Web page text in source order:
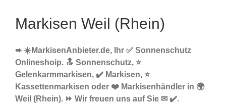
Markisen Weil (Rhein)
➨ ☀️MarkisenAnbieter.de, Ihr ✅ Sonnenschutz
Onlineshoip. 🔝 Sonnenschutz, ⭐
Gelenkarmmarkisen, ✔️ Markisen, ⭐
Kassettenmarkisen oder ❤️ Markisenhändler in 🌍
Weil (Rhein). ⏩ Wir freuen uns auf Sie ✉ ✔️.